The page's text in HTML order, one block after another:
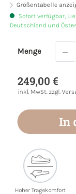
Größentabelle
Sofort verfügbar,
Deutschland und
Menge
Produkt
249,00 €
inkl. MwSt. zzgl.
In
Hoher Tragekomfort